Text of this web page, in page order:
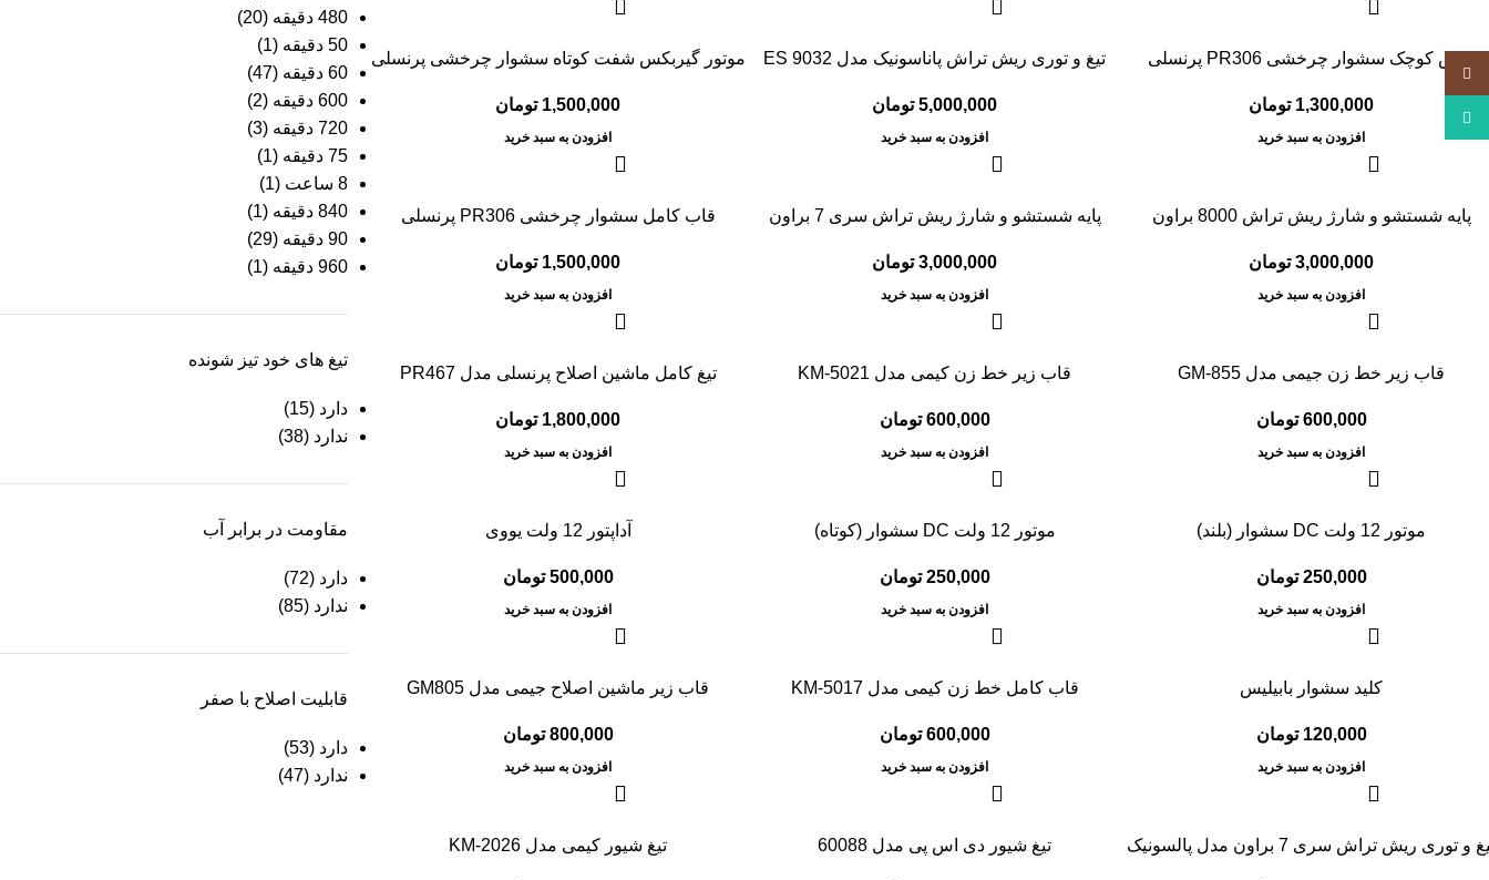
برس کوچک سشوار چرخشی PR306 پرنسلی
1,300,000 تومان
افزودن به سبد خرید
تیغ و توری ریش تراش پاناسونیک مدل ES 9032
5,000,000 تومان
افزودن به سبد خرید
موتور گیربکس شفت کوتاه سشوار چرخشی پرنسلی
1,500,000 تومان
افزودن به سبد خرید
پایه شستشو و شارژ ریش تراش 8000 براون
3,000,000 تومان
افزودن به سبد خرید
پایه شستشو و شارژ ریش تراش سری 7 براون
3,000,000 تومان
افزودن به سبد خرید
قاب کامل سشوار چرخشی PR306 پرنسلی
1,500,000 تومان
افزودن به سبد خرید
قاب زیر خط زن جیمی مدل GM-855
600,000 تومان
افزودن به سبد خرید
قاب زیر خط زن کیمی مدل KM-5021
600,000 تومان
افزودن به سبد خرید
تیغ کامل ماشین اصلاح پرنسلی مدل PR467
1,800,000 تومان
افزودن به سبد خرید
موتور 12 ولت DC سشوار (بلند)
250,000 تومان
افزودن به سبد خرید
موتور 12 ولت DC سشوار (کوتاه)
250,000 تومان
افزودن به سبد خرید
آداپتور 12 ولت یووی
500,000 تومان
افزودن به سبد خرید
کلید سشوار بابیلیس
120,000 تومان
افزودن به سبد خرید
قاب کامل خط زن کیمی مدل KM-5017
600,000 تومان
افزودن به سبد خرید
قاب زیر ماشین اصلاح جیمی مدل GM805
800,000 تومان
افزودن به سبد خرید
و توری ریش تراش سری 7 براون مدل پالسونیک تیغ شیور دی اس پی مدل 60088 تیغ شیور کیمی مدل KM-2026
480 دقیقه
(20)
50 دقیقه
(1)
60 دقیقه
(47)
600 دقیقه
(2)
720 دقیقه
(3)
75 دقیقه
(1)
8 ساعت
(1)
840 دقیقه
(1)
90 دقیقه
(29)
960 دقیقه
(1)
تیغ های خود تیز شونده
دارد (15)
ندارد (38)
مقاومت در برابر آب
دارد (72)
ندارد (85)
قابلیت اصلاح با صفر
دارد (53)
ندارد (47)
Instagram